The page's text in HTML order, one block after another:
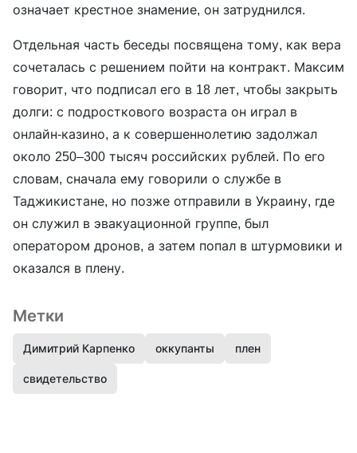
означает крестное знамение, он затруднился.
Отдельная часть беседы посвящена тому, как вера
сочеталась с решением пойти на контракт. Максим
говорит, что подписал его в 18 лет, чтобы закрыть
долги: с подросткового возраста он играл в
онлайн-казино, а к совершеннолетию задолжал
около 250–300 тысяч российских рублей. По его
словам, сначала ему говорили о службе в
Таджикистане, но позже отправили в Украину, где
он служил в эвакуационной группе, был
оператором дронов, а затем попал в штурмовики и
оказался в плену.
Метки
Димитрий Карпенко оккупанты плен
свидетельство